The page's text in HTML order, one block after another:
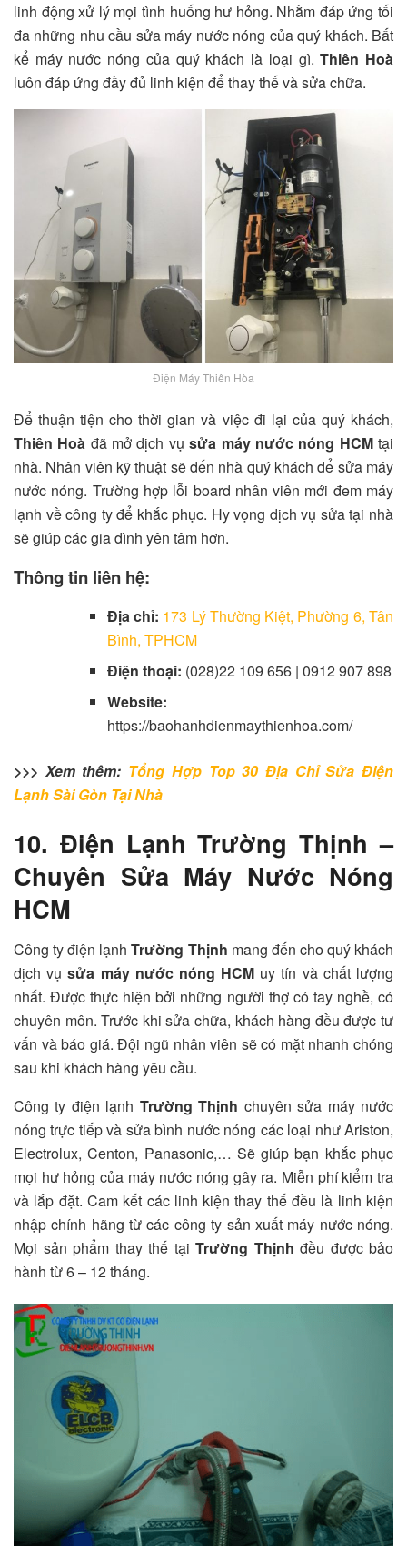
linh động xử lý mọi tình huống hư hỏng. Nhằm đáp ứng tối
đa những nhu cầu sửa máy nước nóng của quý khách. Bất
kể máy nước nóng của quý khách là loại gì.Thiên Hoà
luôn đáp ứng đầy đủ linh kiện để thay thế và sửa chữa.
Điện Máy Thiên Hòa
Để thuận tiện cho thời gian và việc đi lại của quý khách,
Thiên Hoà đã mở dịch vụsửa máy nước nóng HCMtại
nhà. Nhân viên kỹ thuật sẽ đến nhà quý khách để sửa máy
nước nóng. Trường hợp lỗi board nhân viên mới đem máy
lạnh về công ty để khắc phục. Hy vọng dịch vụ sửa tại nhà
sẽ giúp các gia đình yên tâm hơn.
Thông tin liên hệ:
Địa chỉ: 173 Lý Thường Kiệt, Phường 6, Tân
Bình, TPHCM
Điện thoại: (028)22 109 656 | 0912 907 898
Website:
https://baohanhdienmaythienhoa.com/
>>> Xem thêm: Tổng Hợp Top 30 Địa Chỉ Sửa Điện
Lạnh Sài Gòn Tại Nhà
10. Điện Lạnh Trường Thịnh –
Chuyên Sửa Máy Nước Nóng
HCM
Công ty điện lạnhTrường Thịnh mang đến cho quý khách
dịch vụsửa máy nước nóng HCM uy tín và chất lượng
nhất. Được thực hiện bởi những người thợ có tay nghề, có
chuyên môn. Trước khi sửa chữa, khách hàng đều được tư
vấn và báo giá. Đội ngũ nhân viên sẽ có mặt nhanh chóng
sau khi khách hàng yêu cầu.
Công ty điện lạnh Trường Thịnh chuyên sửa máy nước
nóng trực tiếp và sửa bình nước nóng các loại như Ariston,
Electrolux, Centon, Panasonic,… Sẽ giúp bạn khắc phục
mọi hư hỏng của máy nước nóng gây ra. Miễn phí kiểm tra
và lắp đặt. Cam kết các linh kiện thay thế đều là linh kiện
nhập chính hãng từ các công ty sản xuất máy nước nóng.
Mọi sản phẩm thay thế tại Trường Thịnh đều được bảo
hành từ 6 – 12 tháng.